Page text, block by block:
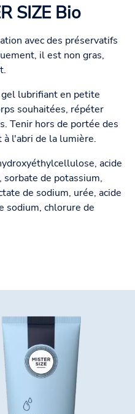
SIZE Bio
avec des préservatifs
il est non gras,
lubrifiant en petite
souhaitées, répéter
Tenir hors de portée des
à l'abri de la lumière.
acide
de potassium,
de sodium, urée, acide
sodium, chlorure de